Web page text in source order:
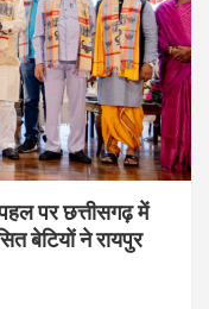
पहल पर छत्तीसगढ़ में
बेटियों ने रायपुर